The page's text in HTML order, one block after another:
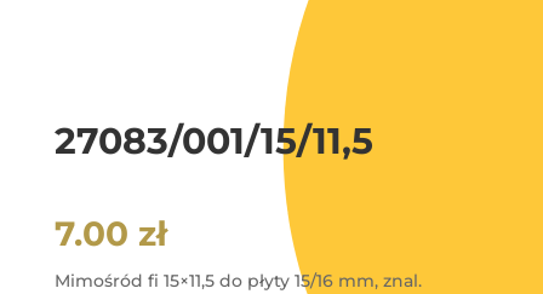
27083/001/15/11,5
7.00 zł
Mimośród fi 15×11,5 do płyty 15/16 mm, znal.